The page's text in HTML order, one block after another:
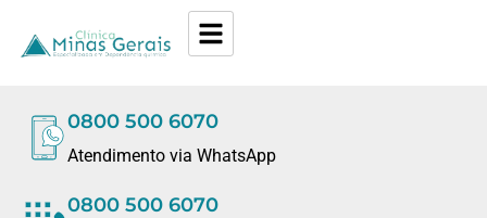
0800 500 6070
Atendimento via WhatsApp
0800 500 6070